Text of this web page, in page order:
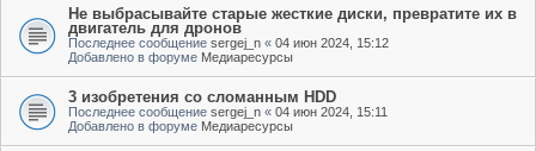
Не выбрасывайте старые жесткие диски, превратите их в
двигатель для дронов
Последнее сообщение sergej_n « 04 июн 2024, 15:12
Добавлено в форуме Медиаресурсы
3 изобретения со сломанным HDD
Последнее сообщение sergej_n « 04 июн 2024, 15:11
Добавлено в форуме Медиаресурсы